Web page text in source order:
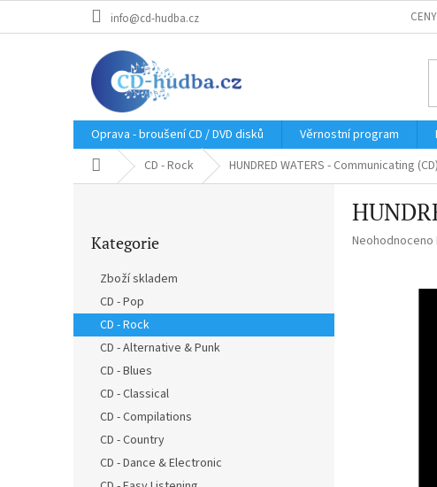
info@cd-hudba.cz
Oprava - broušení CD / DVD disků Věrnostní program
Domů CD - Rock HUNDRED WATERS - Communicating (CD)
n
kategorie
Kategorie
Zboží skladem
CD - Pop
CD - Rock
CD - Alternative & Punk
CD - Blues
CD - Classical
CD - Compilations
CD - Country
CD - Dance & Electronic
Průměrné
Neohodnoceno